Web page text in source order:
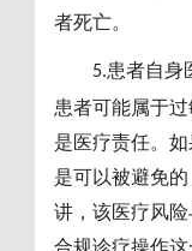
者死亡。
5.患者自身
患者可能属于
是医疗责任。
是可以被避免
讲，该医疗风
合规诊疗操作这